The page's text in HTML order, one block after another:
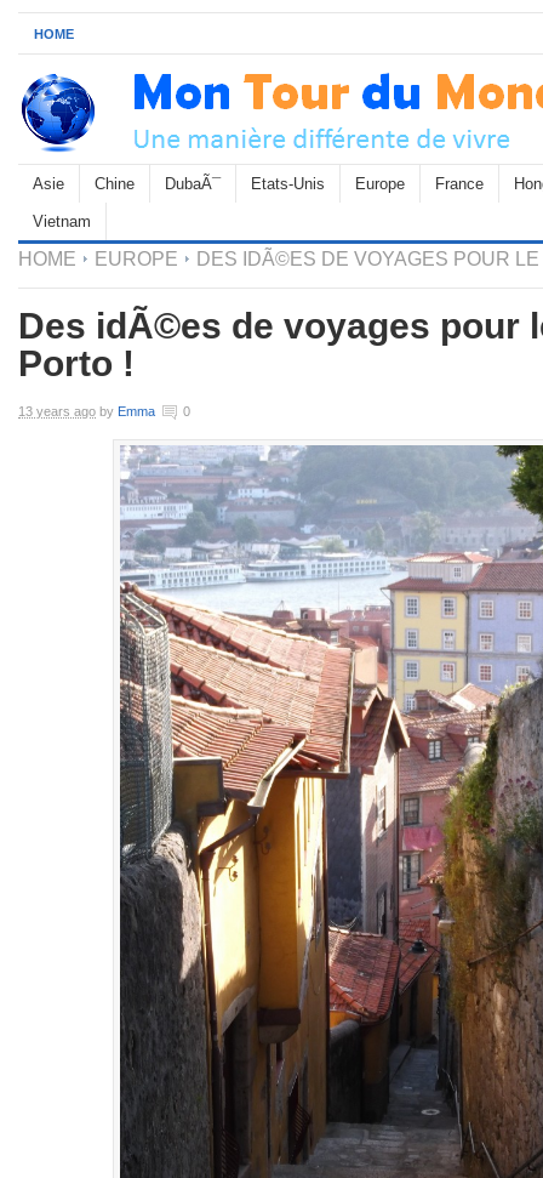
HOME
Asie Chine DubaÃ¯ Etats-Unis Europe France
Vietnam
HOME EUROPE DES IDÃ©ES DE VOYAGES POUR
Des idÃ©es de voyages pour
Porto !
13 years ago by Emma 0